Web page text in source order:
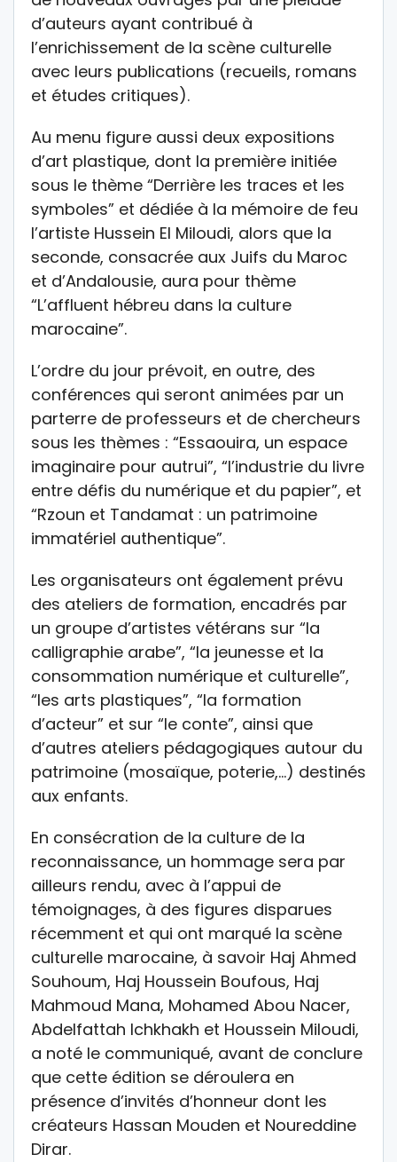
d’auteurs ayant contribué à
l’enrichissement de la scène culturelle
avec leurs publications (recueils, romans
et études critiques).
Au menu figure aussi deux expositions
d’art plastique, dont la première initiée
sous le thème “Derrière les traces et les
symboles” et dédiée à la mémoire de feu
l’artiste Hussein El Miloudi, alors que la
seconde, consacrée aux Juifs du Maroc
et d’Andalousie, aura pour thème
“L’affluent hébreu dans la culture
marocaine”.
L’ordre du jour prévoit, en outre, des
conférences qui seront animées par un
parterre de professeurs et de chercheurs
sous les thèmes : “Essaouira, un espace
imaginaire pour autrui”, “l’industrie du livre
entre défis du numérique et du papier”, et
“Rzoun et Tandamat : un patrimoine
immatériel authentique”.
Les organisateurs ont également prévu
des ateliers de formation, encadrés par
un groupe d’artistes vétérans sur “la
calligraphie arabe”, “la jeunesse et la
consommation numérique et culturelle”,
“les arts plastiques”, “la formation
d’acteur” et sur “le conte”, ainsi que
d’autres ateliers pédagogiques autour du
patrimoine (mosaïque, poterie,…) destinés
aux enfants.
En consécration de la culture de la
reconnaissance, un hommage sera par
ailleurs rendu, avec à l’appui de
témoignages, à des figures disparues
récemment et qui ont marqué la scène
culturelle marocaine, à savoir Haj Ahmed
Souhoum, Haj Houssein Boufous, Haj
Mahmoud Mana, Mohamed Abou Nacer,
Abdelfattah Ichkhakh et Houssein Miloudi,
a noté le communiqué, avant de conclure
que cette édition se déroulera en
présence d’invités d’honneur dont les
créateurs Hassan Mouden et Noureddine
Dirar.